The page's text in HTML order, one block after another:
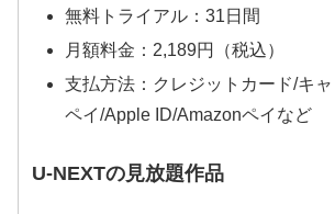
無料トライアル：31日間
月額料金：2,189円（税込）
支払方法：クレジットカード/キ
ペイ/Apple ID/Amazonペイなど
U-NEXTの見放題作品